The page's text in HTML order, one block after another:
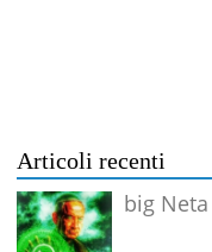
Articoli recenti
big Neta